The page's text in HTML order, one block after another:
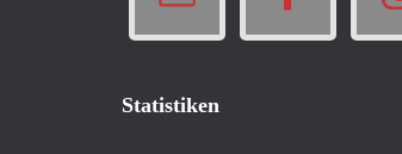
Statistiken